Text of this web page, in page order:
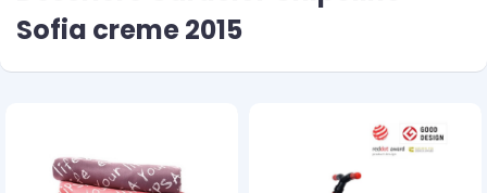
Sofia creme 2015